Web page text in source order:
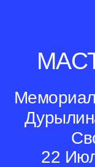
22